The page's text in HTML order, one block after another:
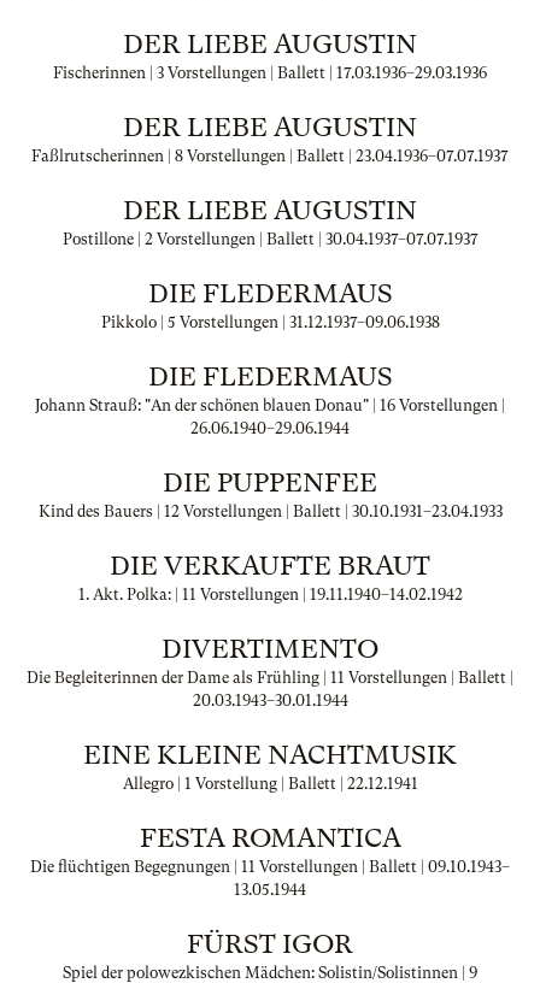
DER LIEBE AUGUSTIN
Fischerinnen | 3 Vorstellungen | Ballett | 17.03.1936–29.03.1936
DER LIEBE AUGUSTIN
Faßlrutscherinnen | 8 Vorstellungen | Ballett | 23.04.1936–07.07.1937
DER LIEBE AUGUSTIN
Postillone | 2 Vorstellungen | Ballett | 30.04.1937–07.07.1937
DIE FLEDERMAUS
Pikkolo | 5 Vorstellungen | 31.12.1937–09.06.1938
DIE FLEDERMAUS
Johann Strauß: "An der schönen blauen Donau" | 16 Vorstellungen |
26.06.1940–29.06.1944
DIE PUPPENFEE
Kind des Bauers | 12 Vorstellungen | Ballett | 30.10.1931–23.04.1933
DIE VERKAUFTE BRAUT
1. Akt. Polka: | 11 Vorstellungen | 19.11.1940–14.02.1942
DIVERTIMENTO
Die Begleiterinnen der Dame als Frühling | 11 Vorstellungen | Ballett |
20.03.1943–30.01.1944
EINE KLEINE NACHTMUSIK
Allegro | 1 Vorstellung | Ballett | 22.12.1941
FESTA ROMANTICA
Die flüchtigen Begegnungen | 11 Vorstellungen | Ballett | 09.10.1943–
13.05.1944
FÜRST IGOR
Spiel der polowezkischen Mädchen: Solistin/Solistinnen | 9